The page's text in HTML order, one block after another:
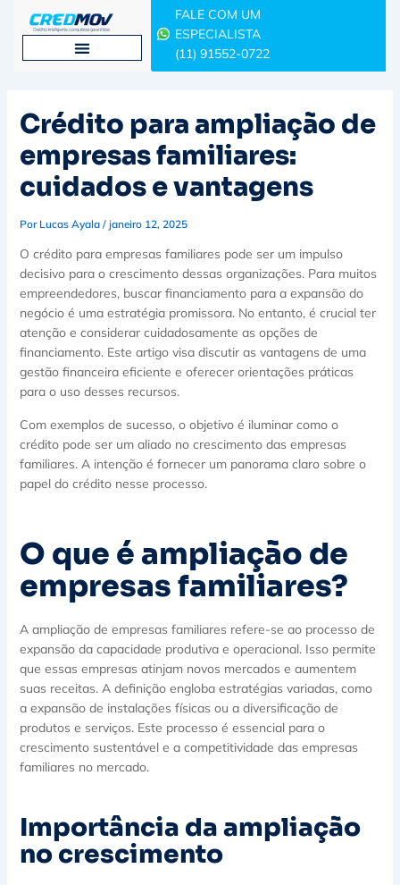
FALE COM UM
ESPECIALISTA
(11) 91552-0722
Crédito para ampliação de
empresas familiares:
cuidados e vantagens
Por Lucas Ayala / janeiro 12, 2025
O crédito para empresas familiares pode ser um impulso
decisivo para o crescimento dessas organizações. Para muitos
empreendedores, buscar financiamento para a expansão do
negócio é uma estratégia promissora. No entanto, é crucial ter
atenção e considerar cuidadosamente as opções de
financiamento. Este artigo visa discutir as vantagens de uma
gestão financeira eficiente e oferecer orientações práticas
para o uso desses recursos.
Com exemplos de sucesso, o objetivo é iluminar como o
crédito pode ser um aliado no crescimento das empresas
familiares. A intenção é fornecer um panorama claro sobre o
papel do crédito nesse processo.
O que é ampliação de
empresas familiares?
A ampliação de empresas familiares refere-se ao processo de
expansão da capacidade produtiva e operacional. Isso permite
que essas empresas atinjam novos mercados e aumentem
suas receitas. A definição engloba estratégias variadas, como
a expansão de instalações físicas ou a diversificação de
produtos e serviços. Este processo é essencial para o
crescimento sustentável e a competitividade das empresas
familiares no mercado.
Importância da ampliação
no crescimento